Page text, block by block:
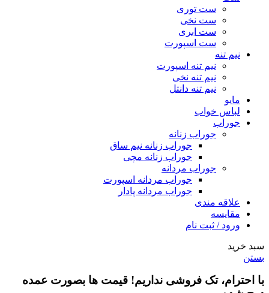
ست توری
ست نخی
ست ابری
ست اسپورت
نیم تنه
نیم تنه اسپورت
نیم تنه نخی
نیم تنه دانتل
مایو
لباس خواب
جوراب
جوراب زنانه
جوراب زنانه نیم ساق
جوراب زنانه مچی
جوراب مردانه
جوراب مردانه اسپورت
جوراب مردانه پادار
علاقه مندی
مقایسه
ورود / ثبت نام
سبد خرید
بستن
با احترام، تک فروشی نداریم! قیمت ها بصورت عمده